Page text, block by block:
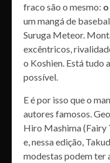
fraco são o mesmo:
um mangá de
Suruga Meteor.
excêntricos,
o Koshien. Está tudo
possível.
E é por isso que o
autores famosos.
Hiro Mashima (Fairy
e, nessa edição,
modestas podem ter